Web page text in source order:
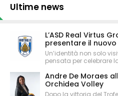
Ultime news
L’ASD Real Virtus
presentare il
Un’identità non solo
pensata per celebrare
Andre De Moraes
Orchidea Volley
Dopo la vittoria del